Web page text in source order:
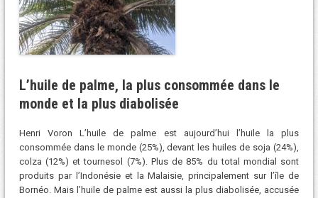
L’huile de palme, la plus consommée dans le
monde et la plus diabolisée
Henri Voron L’huile de palme est aujourd’hui l’huile la plus
consommée dans le monde (25%), devant les huiles de soja (24%),
colza (12%) et tournesol (7%). Plus de 85% du total mondial sont
produits par l’Indonésie et la Malaisie, principalement sur l’île de
Bornéo. Mais l’huile de palme est aussi la plus diabolisée, accusée